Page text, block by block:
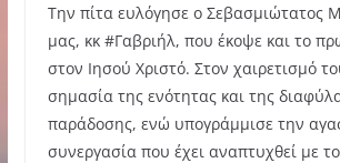
Την πίτα ευλόγησε ο Σεβασμιώτατος
μας, κκ #Γαβριήλ, που έκοψε και το
στον Ιησού Χριστό. Στον χαιρετισμό
σημασία της ενότητας και της
παράδοσης, ενώ υπογράμμισε την
συνεργασία που έχει αναπτυχθεί με